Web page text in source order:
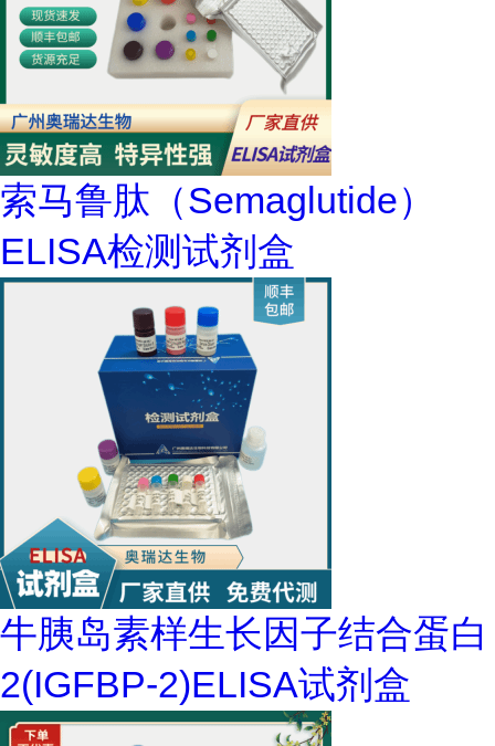
索马鲁肽（Semaglutide）
ELISA检测试剂盒
牛胰岛素样生长因子结合蛋白
2(IGFBP-2)ELISA试剂盒